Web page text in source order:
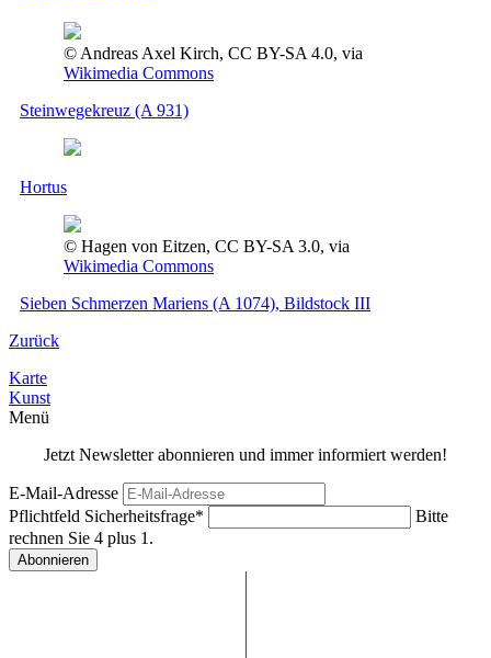
© Andreas Axel Kirch, CC BY-SA 4.0, via
Wikimedia Commons
Steinwegekreuz (A 931)
Hortus
© Hagen von Eitzen, CC BY-SA 3.0, via
Wikimedia Commons
Sieben Schmerzen Mariens (A 1074), Bildstock III
Zurück
Karte
Kunst
Menü
Jetzt Newsletter abonnieren und immer informiert werden!
E-Mail-Adresse
Pflichtfeld Sicherheitsfrage*
Bitte
rechnen Sie 4 plus 1.
Abonnieren